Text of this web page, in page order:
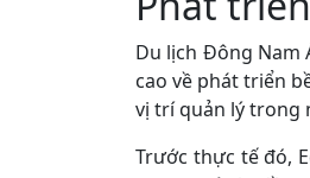
Du lịch Đông Nam
cao về phát triển
vị trí quản lý trong
Trước thực tế đó,